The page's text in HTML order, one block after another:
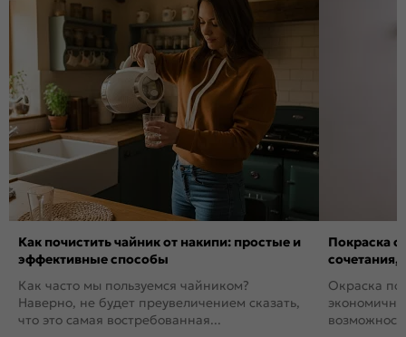
Как почистить чайник от накипи: простые и
эффективные способы
Как часто мы пользуемся чайником?
Наверно, не будет преувеличением сказать,
что это самая востребованная...
Покраска
сочетания,
Окраска